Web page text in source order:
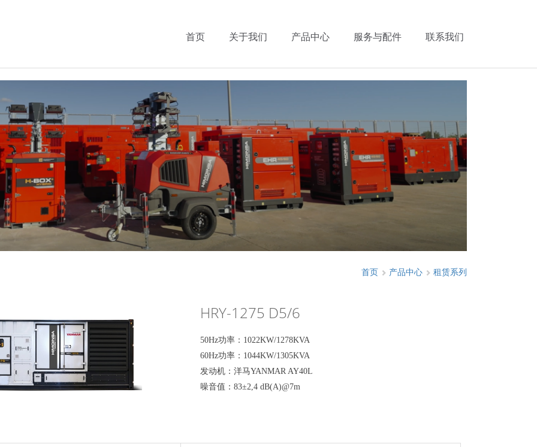
首页 关于我们 产品中心 服务与配件 联系我们
首页 产品中心 租赁系列
HRY-1275 D5/6
50Hz功率：1022KW/1278KVA
60Hz功率：1044KW/1305KVA
发动机：洋马YANMAR AY40L
噪音值：83±2,4 dB(A)@7m